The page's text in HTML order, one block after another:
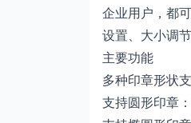
企业用户，都
设置、大小调
主要功能
多种印章形状
支持圆形印章